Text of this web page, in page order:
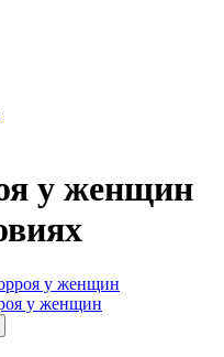
у женщин
у женщин